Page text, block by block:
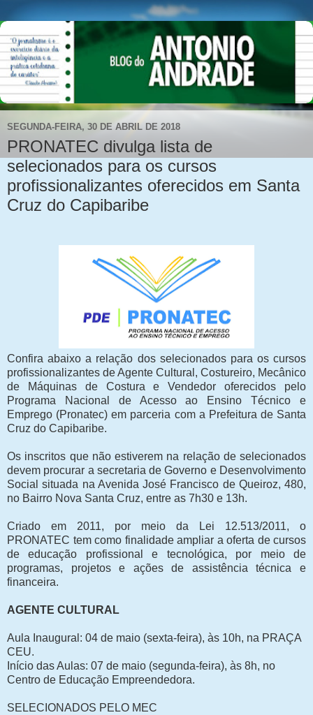
SEGUNDA-FEIRA, 30 DE ABRIL DE 2018
PRONATEC divulga lista de
selecionados para os cursos
profissionalizantes oferecidos em Santa
Cruz do Capibaribe
Confira abaixo a relação dos selecionados para os cursos
profissionalizantes de Agente Cultural, Costureiro, Mecânico
de Máquinas de Costura e Vendedor oferecidos pelo
Programa Nacional de Acesso ao Ensino Técnico e
Emprego (Pronatec) em parceria com a Prefeitura de Santa
Cruz do Capibaribe.
Os inscritos que não estiverem na relação de selecionados
devem procurar a secretaria de Governo e Desenvolvimento
Social situada na Avenida José Francisco de Queiroz, 480,
no Bairro Nova Santa Cruz, entre as 7h30 e 13h.
Criado em 2011, por meio da Lei 12.513/2011, o
PRONATEC tem como finalidade ampliar a oferta de cursos
de educação profissional e tecnológica, por meio de
programas, projetos e ações de assistência técnica e
financeira.
AGENTE CULTURAL
Aula Inaugural: 04 de maio (sexta-feira), às 10h, na PRAÇA
CEU.
Início das Aulas: 07 de maio (segunda-feira), às 8h, no
Centro de Educação Empreendedora.
SELECIONADOS PELO MEC